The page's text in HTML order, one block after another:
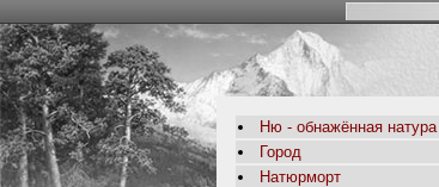
Ню - обнажённая натура
Город
Натюрморт